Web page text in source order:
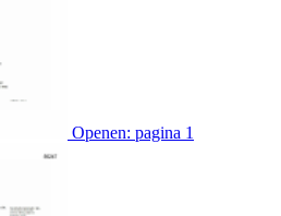
Openen: pagina 1